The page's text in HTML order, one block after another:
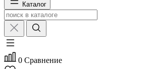
Каталог
0 Сравнение